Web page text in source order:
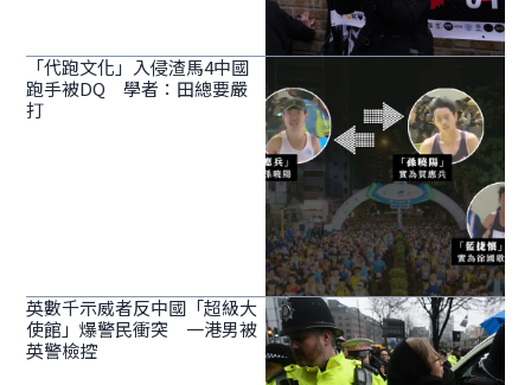
「代跑文化」入侵渣馬4中國
跑手被DQ 學者：田總要嚴
打
英數千示威者反中國「超級大
使館」爆警民衝突 一港男被
英警檢控